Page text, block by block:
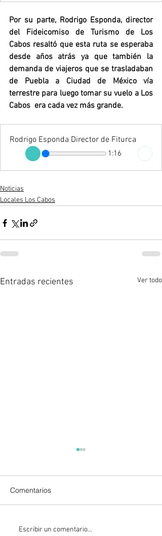
Por su parte, Rodrigo Esponda, director
del Fideicomiso de Turismo de Los
Cabos resaltó que esta ruta se esperaba
desde años atrás ya que también la
demanda de viajeros que se trasladaban
de Puebla a Ciudad de México vía
terrestre para luego tomar su vuelo a Los
Cabos  era cada vez más grande.
Rodrigo Esponda Director de Fiturca
1:16
Noticias
Locales Los Cabos
Entradas recientes Ver todo
León XIV visitará Uruguay,
Comentarios
Escribir un comentario...